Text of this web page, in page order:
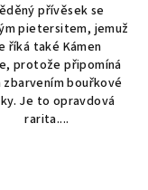
přívěsek se
pietersitem, jemuž
říká také Kámen
protože připomíná
zbarvením bouřkové
Je to opravdová
rarita....